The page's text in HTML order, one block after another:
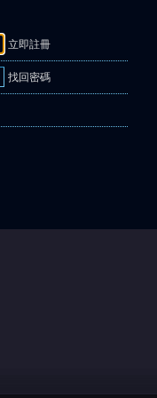
立即註冊
找回密碼